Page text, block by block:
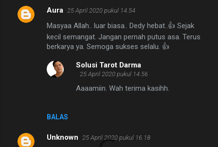
Aura 25 April 2020 pukul 14.54
Masyaa Allah.. luar biasa.. Dedy hebat..👍 Sejak
kecil semangat. Jangan pernah putus asa. Terus
berkarya ya. Semoga sukses selalu. 👍
BALAS
Solusi Tarot Darma
25 April 2020 pukul 14.56
Aaaamiin. Wah terima kasihh.
Unknown 25 April 2020 pukul 16.18